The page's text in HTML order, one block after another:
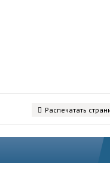
Распечатать